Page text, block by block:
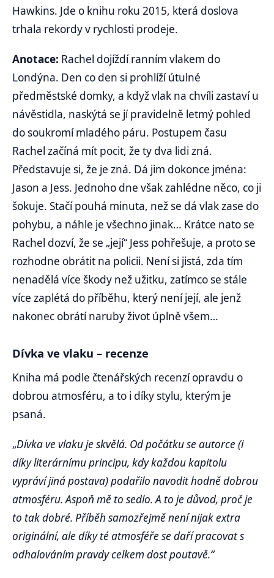
Hawkins. Jde o knihu roku 2015, která doslova
trhala rekordy v rychlosti prodeje.
Anotace: Rachel dojíždí ranním vlakem do
Londýna. Den co den si prohlíží útulné
předměstské domky, a když vlak na chvíli zastaví u
návěstidla, naskýtá se jí pravidelně letmý pohled
do soukromí mladého páru. Postupem času
Rachel začíná mít pocit, že ty dva lidi zná.
Představuje si, že je zná. Dá jim dokonce jména:
Jason a Jess. Jednoho dne však zahlédne něco, co ji
šokuje. Stačí pouhá minuta, než se dá vlak zase do
pohybu, a náhle je všechno jinak… Krátce nato se
Rachel dozví, že se „její“ Jess pohřešuje, a proto se
rozhodne obrátit na policii. Není si jistá, zda tím
nenadělá více škody než užitku, zatímco se stále
více zaplétá do příběhu, který není její, ale jenž
nakonec obrátí naruby život úplně všem…
Dívka ve vlaku – recenze
Kniha má podle čtenářských recenzí opravdu o
dobrou atmosféru, a to i díky stylu, kterým je
psaná.
„Dívka ve vlaku je skvělá. Od počátku se autorce (i
díky literárnímu principu, kdy každou kapitolu
vypráví jiná postava) podařilo navodit hodně dobrou
atmosféru. Aspoň mě to sedlo. A to je důvod, proč je
to tak dobré. Příběh samozřejmě není nijak extra
originální, ale díky té atmosféře se daří pracovat s
odhalováním pravdy celkem dost poutavě.“